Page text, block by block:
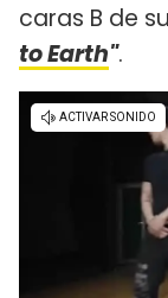
caras B de
to Earth".